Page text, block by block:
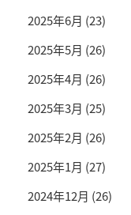
2025年6月 (23)
2025年5月 (26)
2025年4月 (26)
2025年3月 (25)
2025年2月 (26)
2025年1月 (27)
2024年12月 (26)